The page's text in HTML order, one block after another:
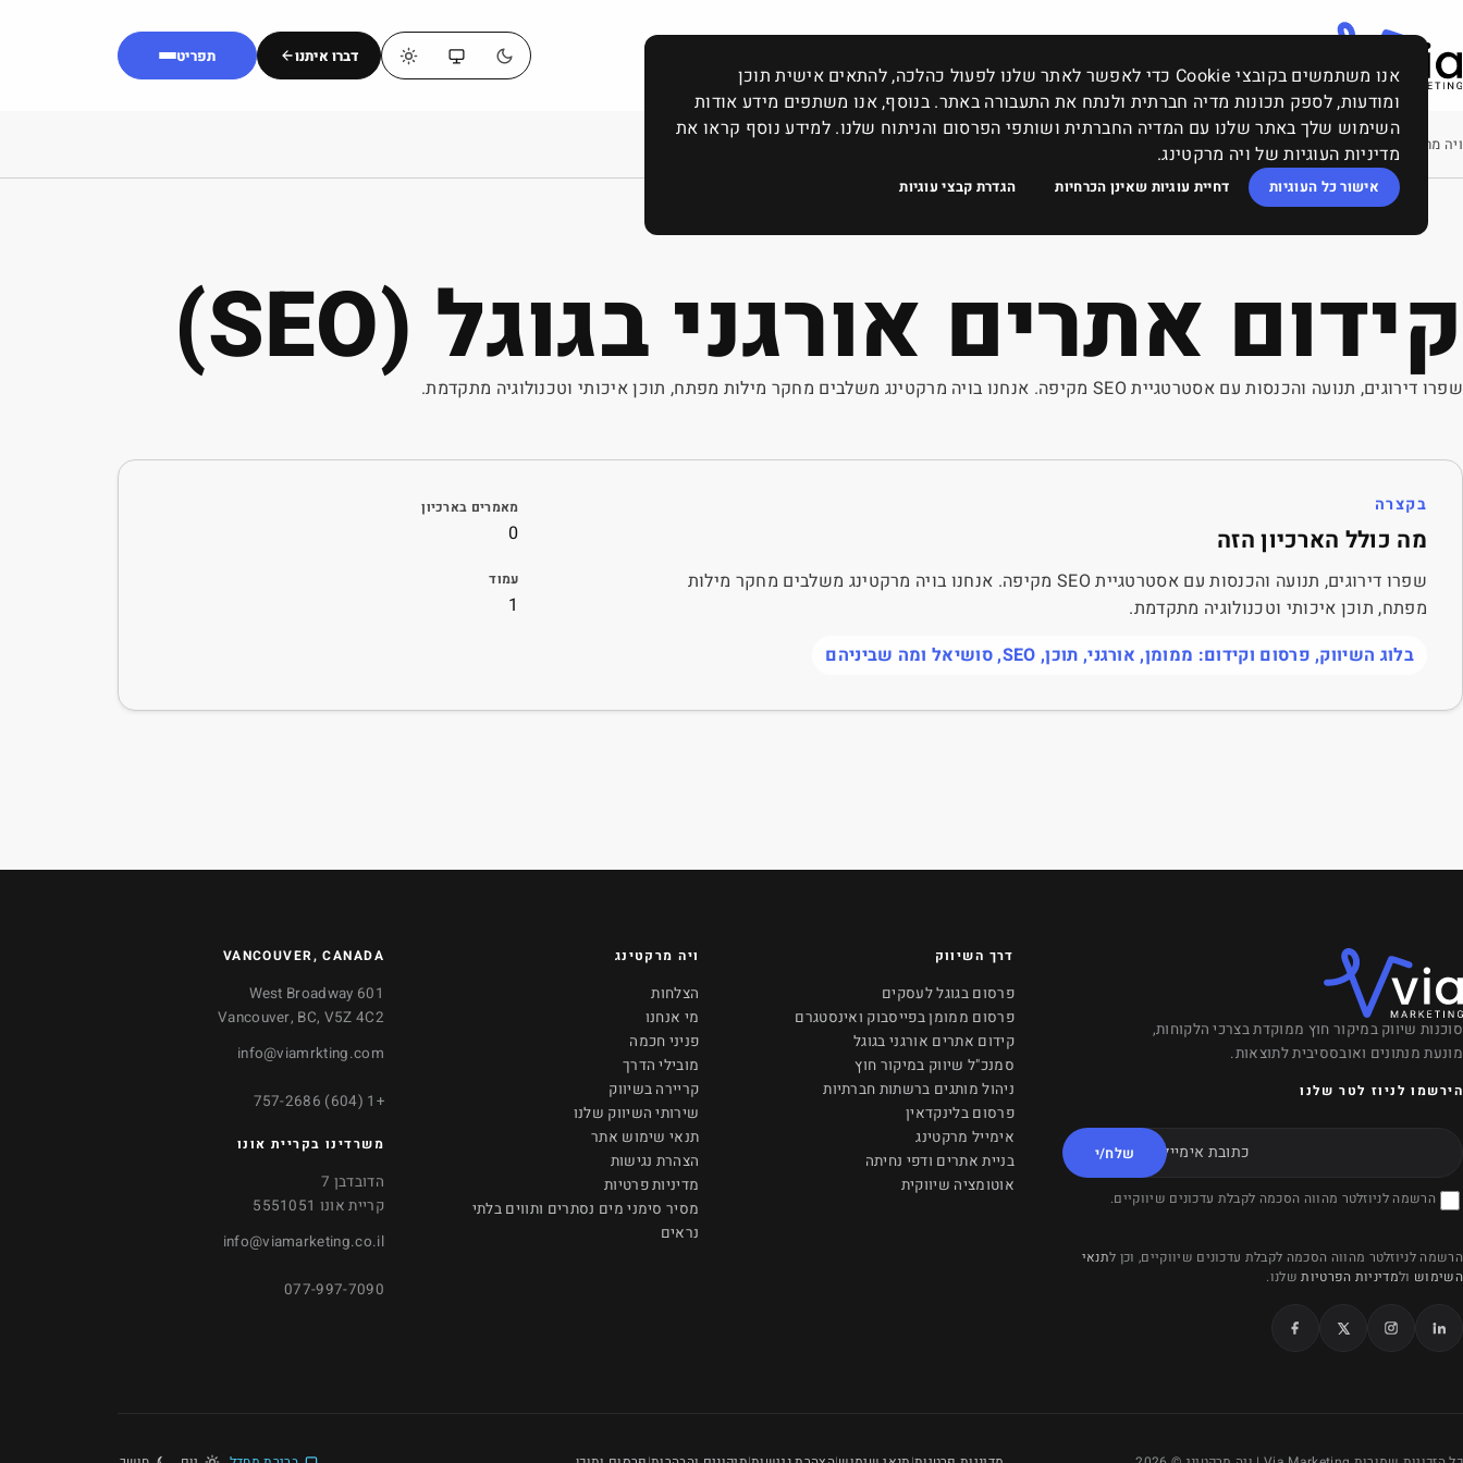
אנו משתמשים בקובצי Cookie כדי לאפשר לאתר שלנו לפעול כהלכה, להתאים אישית תוכן
ומודעות, לספק תכונות מדיה חברתית ולנתח את התעבורה באתר. בנוסף, אנו משתפים מידע אודות
השימוש שלך באתר שלנו עם המדיה החברתית ושותפי הפרסום והניתוח שלנו. למידע נוסף קראו את
מדיניות העוגיות של ויה מרקטינג.
אישור כל העוגיות דחיית עוגיות שאינן הכרחיות הגדרת קבצי עוגיות
דברו איתנו תפריט
ויה מרקטינג ‹
קידום אתרים אורגני בגוגל (SEO)
שפרו דירוגים, תנועה והכנסות עם אסטרטגיית SEO מקיפה. אנחנו בויה מרקטינג משלבים מחקר מילות מפתח, תוכן איכותי וטכנולוגיה מתקדמת.
בקצרה
מה כולל הארכיון הזה
שפרו דירוגים, תנועה והכנסות עם אסטרטגיית SEO מקיפה. אנחנו בויה מרקטינג משלבים מחקר מילות
מפתח, תוכן איכותי וטכנולוגיה מתקדמת.
בלוג השיווק, פרסום וקידום: ממומן, אורגני, תוכן, SEO, סושיאל ומה שביניהם
מאמרים בארכיון
0
עמוד
1
סוכנות שיווק במיקור חוץ ממוקדת בצרכי הלקוחות,
מונעת מנתונים ואובססיבית לתוצאות.
הירשמו לניוז לטר שלנו
שלח/י
הרשמה לניוזלטר מהווה הסכמה לקבלת עדכונים שיווקיים.
הרשמה לניוזלטר מהווה הסכמה לקבלת עדכונים שיווקיים, וכן לתנאי
השימוש ולמדיניות הפרטיותשלנו.
Instagram
X (Twitter)
Facebook
דרך השיווק
פרסום בגוגל לעסקים
פרסום ממומן בפייסבוק ואינסטגרם
קידום אתרים אורגני בגוגל
סמנכ"ל שיווק במיקור חוץ
ניהול מותגים ברשתות חברתיות
פרסום בלינקדאין
אימייל מרקטינג
בניית אתרים ודפי נחיתה
אוטומציה שיווקית
ויה מרקטינג
הצלחות
מי אנחנו
פניני חכמה
מובילי הדרך
קריירה בשיווק
שירותי השיווק שלנו
תנאי שימוש אתר
הצהרת נגישות
מדיניות פרטיות
מסיר סימני מים נסתרים ותווים בלתי
נראים
VANCOUVER, CANADA
601 West Broadway
Vancouver, BC, V5Z 4C2
info@viamrkting.com
+1 (604) 757-2686
משרדינו בקריית אונו
הדובדבן 7
קריית אונו 5551051
info@viamarketing.co.il
077-997-7090